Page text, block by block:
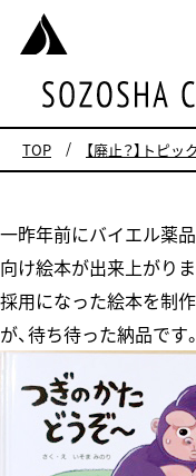
TOP 【廃止？】トピッ
一昨年前にバイエル薬
向け絵本が出来上がりま
採用になった絵本を制
が、待ち待った納品です。